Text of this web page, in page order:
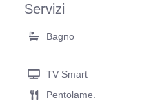
Servizi
Bagno
TV Smart
Pentolame.